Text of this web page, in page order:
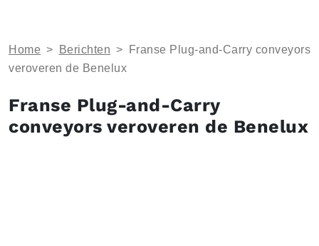
Home > Berichten >
Franse Plug-and-Carry conveyors
veroveren de Benelux
Franse Plug-and-Carry
conveyors veroveren de Benelux